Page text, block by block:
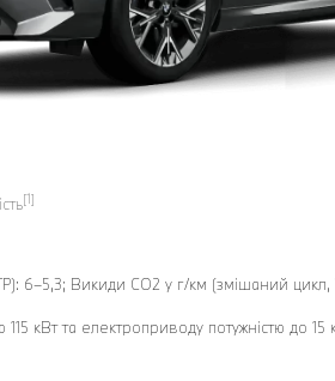
[1]
6–5,3; Викиди CO2 у г/км (змішаний цикл,
кВт та електроприводу потужністю до 15